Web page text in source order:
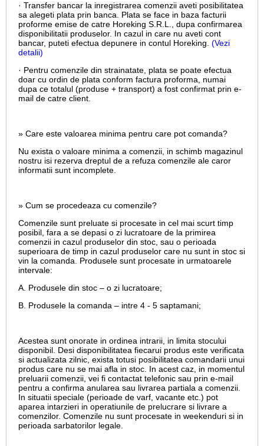
· Transfer bancar la inregistrarea comenzii aveti posibilitatea
sa alegeti plata prin banca. Plata se face in baza facturii
proforme emise de catre Horeking S.R.L., dupa confirmarea
disponibilitatii produselor. In cazul in care nu aveti cont
bancar, puteti efectua depunere in contul Horeking. (Vezi
detalii)
· Pentru comenzile din strainatate, plata se poate efectua
doar cu ordin de plata conform factura proforma, numai
dupa ce totalul (produse + transport) a fost confirmat prin e-
mail de catre client.
» Care este valoarea minima pentru care pot comanda?
Nu exista o valoare minima a comenzii, in schimb magazinul
nostru isi rezerva dreptul de a refuza comenzile ale caror
informatii sunt incomplete.
» Cum se procedeaza cu comenzile?
Comenzile sunt preluate si procesate in cel mai scurt timp
posibil, fara a se depasi o zi lucratoare de la primirea
comenzii in cazul produselor din stoc, sau o perioada
superioara de timp in cazul produselor care nu sunt in stoc si
vin la comanda. Produsele sunt procesate in urmatoarele
intervale:
A. Produsele din stoc – o zi lucratoare;
B. Produsele la comanda – intre 4 - 5 saptamani;
Acestea sunt onorate in ordinea intrarii, in limita stocului
disponibil. Desi disponibilitatea fiecarui produs este verificata
si actualizata zilnic, exista totusi posibilitatea comandarii unui
produs care nu se mai afla in stoc. In acest caz, in momentul
preluarii comenzii, vei fi contactat telefonic sau prin e-mail
pentru a confirma anularea sau livrarea partiala a comenzii.
In situatii speciale (perioade de varf, vacante etc.) pot
aparea intarzieri in operatiunile de prelucrare si livrare a
comenzilor. Comenzile nu sunt procesate in weekenduri si in
perioada sarbatorilor legale.